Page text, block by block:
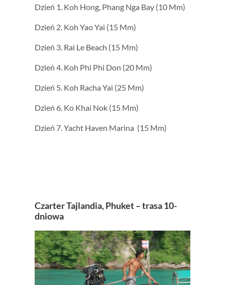
Dzień 1. Koh Hong, Phang Nga Bay (10 Mm)
Dzień 2. Koh Yao Yai (15 Mm)
Dzień 3. Rai Le Beach (15 Mm)
Dzień 4. Koh Phi Phi Don (20 Mm)
Dzień 5. Koh Racha Yai (25 Mm)
Dzień 6. Ko Khai Nok (15 Mm)
Dzień 7. Yacht Haven Marina (15 Mm)
Czarter Tajlandia, Phuket – trasa 10-
dniowa